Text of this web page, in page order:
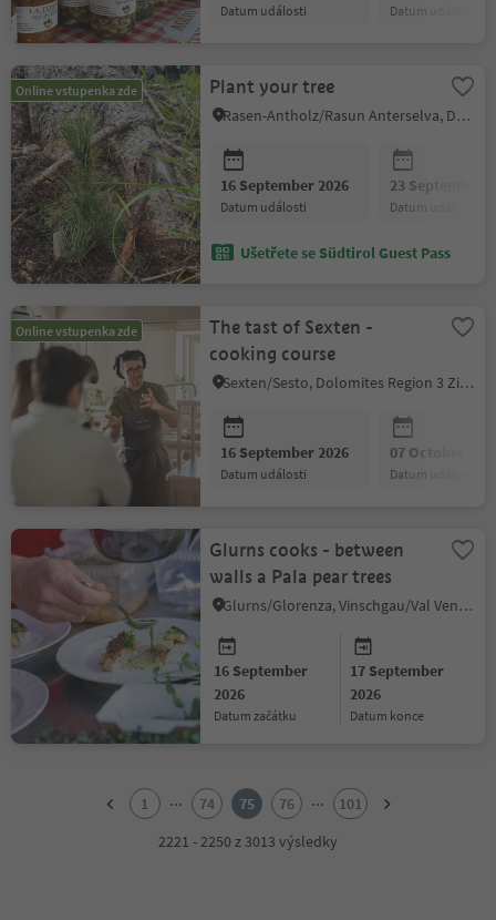
datum události datum události
Online vstupenka zde Plant your tree
Rasen-Antholz/Rasun Anterselva, Dolomites Region Kronplatz/Plan de Corones
16 September 2026
datum události
23 September
datum události
Ušetřete se Südtirol Guest Pass
Online vstupenka zde
The tast of Sexten -
cooking course
Sexten/Sesto, Dolomites Region 3 Zinnen
16 September 2026
datum události
07 October
datum události
Glurns cooks - between
walls a Pala pear trees
Glurns/Glorenza, Vinschgau/Val Venosta
16 September
2026
datum začátku
17 September
2026
datum konce
1 ... 74 75 76 ...
101
2221 - 2250 z 3013 výsledky